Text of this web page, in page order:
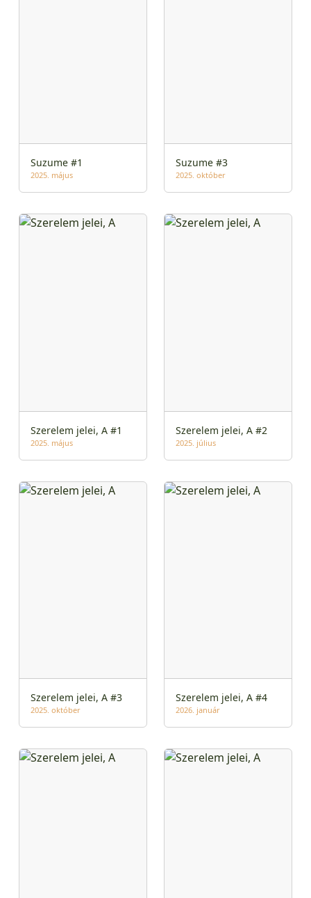
Suzume #1
2025. május
Suzume #3
2025. október
Szerelem jelei, A #1
2025. május
Szerelem jelei, A #2
2025. július
Szerelem jelei, A #3
2025. október
Szerelem jelei, A #4
2026. január